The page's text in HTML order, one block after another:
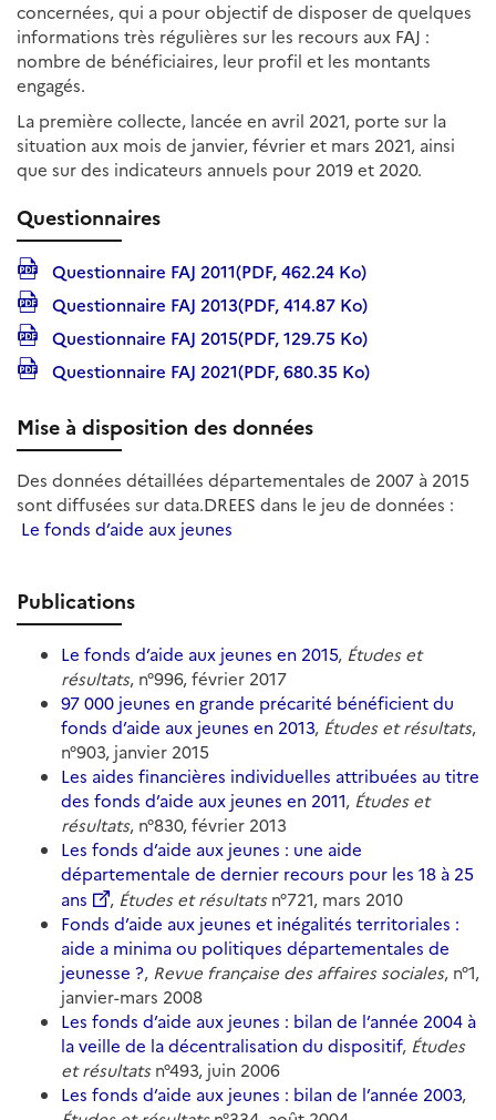
concernées, qui a pour objectif de disposer de quelques
informations très régulières sur les recours aux FAJ :
nombre de bénéficiaires, leur profil et les montants
engagés.
La première collecte, lancée en avril 2021, porte sur la
situation aux mois de janvier, février et mars 2021, ainsi
que sur des indicateurs annuels pour 2019 et 2020.
Questionnaires
Questionnaire FAJ 2011(PDF, 462.24 Ko)
Questionnaire FAJ 2013(PDF, 414.87 Ko)
Questionnaire FAJ 2015(PDF, 129.75 Ko)
Questionnaire FAJ 2021(PDF, 680.35 Ko)
Mise à disposition des données
Des données détaillées départementales de 2007 à 2015
sont diffusées sur data.DREES dans le jeu de données :
Le fonds d’aide aux jeunes
Publications
Le fonds d’aide aux jeunes en 2015, Études et
résultats, n°996, février 2017
97 000 jeunes en grande précarité bénéficient du
fonds d’aide aux jeunes en 2013, Études et résultats,
n°903, janvier 2015
Les aides financières individuelles attribuées au titre
des fonds d’aide aux jeunes en 2011, Études et
résultats, n°830, février 2013
Les fonds d’aide aux jeunes : une aide
départementale de dernier recours pour les 18 à 25
ans
, Études et résultatsn°721, mars 2010
Fonds d’aide aux jeunes et inégalités territoriales :
aide a minima ou politiques départementales de
jeunesse ?, Revue française des affaires sociales, n°1,
janvier-mars 2008
Les fonds d’aide aux jeunes : bilan de l’année 2004 à
la veille de la décentralisation du dispositif, Études
et résultatsn°493, juin 2006
Les fonds d’aide aux jeunes : bilan de l’année 2003,